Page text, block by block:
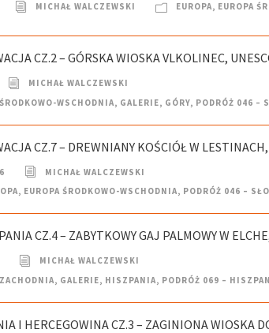
MICHAŁ WALCZEWSKI EUROPA, EUROPA
CZ.2 – GÓRSKA WIOSKA VLKOLINEC,
MICHAŁ WALCZEWSKI
WSCHODNIA, GALERIE, GÓRY, PODRÓŻ 046 –
CZ.7 – DREWNIANY KOŚCIÓŁ W
MICHAŁ WALCZEWSKI
, EUROPA ŚRODKOWO-WSCHODNIA, PODRÓŻ 046 –
CZ.4 – ZABYTKOWY GAJ PALMOWY W
MICHAŁ WALCZEWSKI
, GALERIE, HISZPANIA, PODRÓŻ 069 –
I HERCEGOWINA CZ.3 – ZAGINIONA WIOSKA